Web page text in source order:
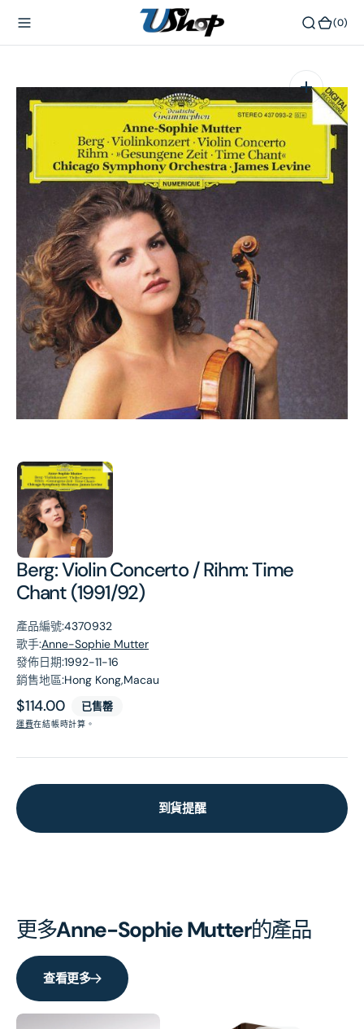
(0)
Berg: Violin Concerto / Rihm: Time
Chant (1991/92)
產品編號:4370932
歌手:Anne-Sophie Mutter
發佈日期:1992-11-16
銷售地區:Hong Kong,Macau
原
價
$114.00 已售罄
運費在結帳時計算。
到貨提醒
在
相
簿
中
開
啟
張
更多Anne-Sophie Mutter的產品
查看更多